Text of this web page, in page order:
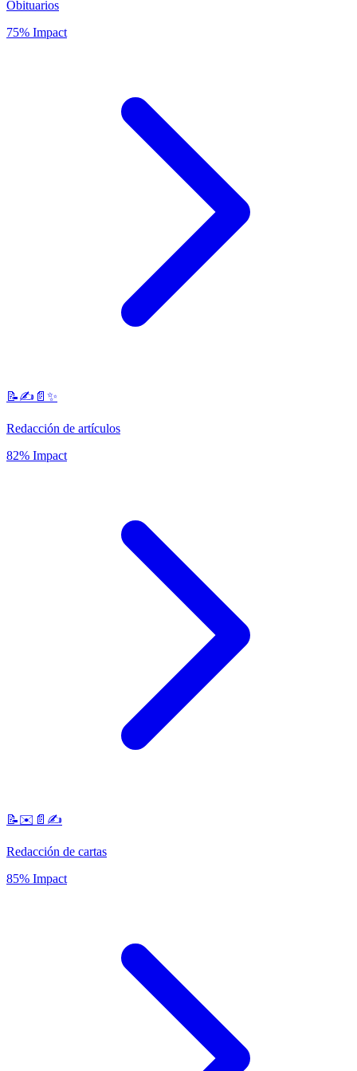
Obituarios
75% Impact
📝✍️📄✨
Redacción de artículos
82% Impact
📝✉️📄✍️
Redacción de cartas
85% Impact